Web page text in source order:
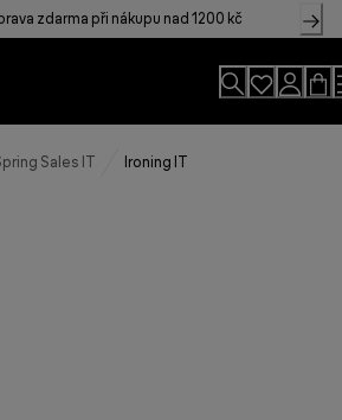
zdarma při nákupu nad 1200 kč
Sales IT Ironing IT